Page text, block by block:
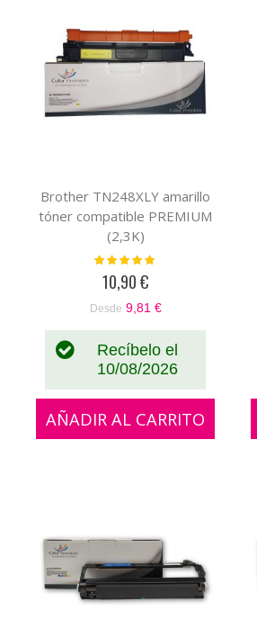
Brother TN248XLY amarillo
tóner compatible PREMIUM
(2,3K)
Valoración:
10,90 €
Desde 9,81 €
Recíbelo el
10/08/2026
AÑADIR AL CARRITO